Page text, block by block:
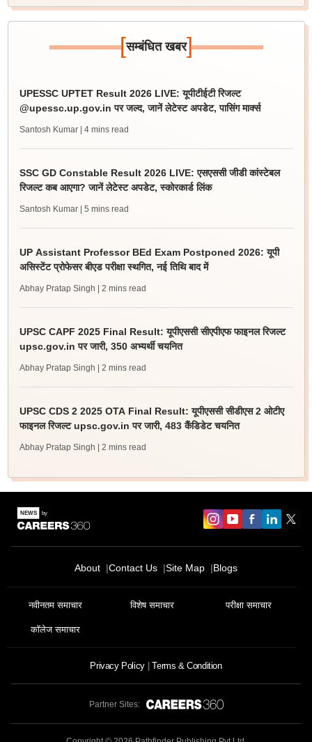
[सम्बंधित खबर]
UPESSC UPTET Result 2026 LIVE: यूपीटीईटी रिजल्ट
@upessc.up.gov.in पर जल्द, जानें लेटेस्ट अपडेट, पासिंग मार्क्स
Santosh Kumar | 4 mins read
SSC GD Constable Result 2026 LIVE: एसएससी जीडी कांस्टेबल
रिजल्ट कब आएगा? जानें लेटेस्ट अपडेट, स्कोरकार्ड लिंक
Santosh Kumar | 5 mins read
UP Assistant Professor BEd Exam Postponed 2026: यूपी
असिस्टेंट प्रोफेसर बीएड परीक्षा स्थगित, नई तिथि बाद में
Abhay Pratap Singh | 2 mins read
UPSC CAPF 2025 Final Result: यूपीएससी सीएपीएफ फाइनल रिजल्ट
upsc.gov.in पर जारी, 350 अभ्यर्थी चयनित
Abhay Pratap Singh | 2 mins read
UPSC CDS 2 2025 OTA Final Result: यूपीएससी सीडीएस 2 ओटीए
फाइनल रिजल्ट upsc.gov.in पर जारी, 483 कैंडिडेट चयनित
Abhay Pratap Singh | 2 mins read
About Contact Us Site Map Blogs
नवीनतम समाचार विशेष समाचार परीक्षा समाचार
कॉलेज समाचार
Privacy Policy Terms & Condition
Partner Sites: